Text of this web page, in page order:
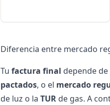
Diferencia entre mercado
Tu factura final depende de
pactados, o el mercado
de luz o la TURde gas. A